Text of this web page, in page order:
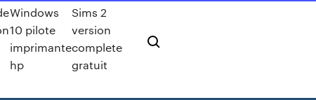
Windows
10 pilote
imprimante
hp
Sims 2
version
complete
gratuit